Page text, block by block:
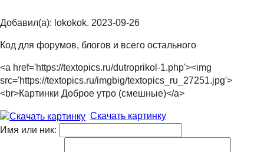
Добавил(а): lokokok. 2023-09-26
Код для форумов, блогов и всего остального
<a href='https://textopics.ru/dutroprikol-1.php'><img
src='https://textopics.ru/imgbig/textopics_ru_27251.jpg'>
<br>Картинки Доброе утро (смешные)</a>
Скачать картинку
Имя или ник: